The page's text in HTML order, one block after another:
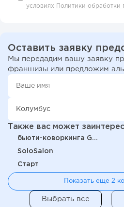
условиях
Политики обработки
Оставить заявку
Мы передадим вашу заявку
франшизы или предложим
Также вас может
бьюти-коворкинга Glow
SoloSalon
Старт
Показать еще 2